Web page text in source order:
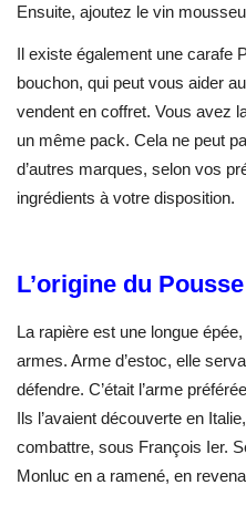
Ensuite, ajoutez le vin
Il existe également une carafe
bouchon, qui peut vous aider
vendent en coffret. Vous avez
un même pack. Cela ne peut
d’autres marques, selon vos
ingrédients à votre disposition.
L’origine du
La rapière est une longue
armes. Arme d’estoc, elle
défendre. C’était l’arme
Ils l’avaient découverte en
combattre, sous François Ier.
Monluc en a ramené, en